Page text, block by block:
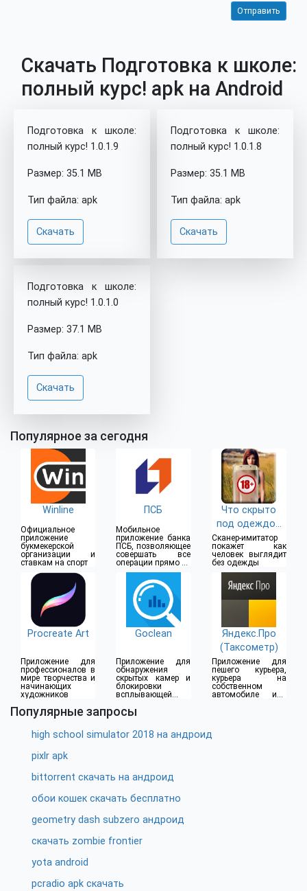
Скачать Подготовка к школе:
полный курс! apk на Android
Подготовка к школе:
полный курс! 1.0.1.9
Размер: 35.1 MB
Тип файла: apk
Скачать
Подготовка к школе:
полный курс! 1.0.1.8
Размер: 35.1 MB
Тип файла: apk
Скачать
Подготовка к школе:
полный курс! 1.0.1.0
Размер: 37.1 MB
Тип файла: apk
Скачать
Популярное за сегодня
Winline
Официальное
приложение
букмекерской
организации и
ставкам на спорт
ПСБ
Мобильное
приложение банка
ПСБ, позволяющее
совершать все
операции прямо из
дома
Что скрыто
под одеждой
(18+)
Сканер-имитатор
покажет как
человек выглядит
без одежды
Procreate Art
Приложение для
профессионалов в
мире творчества и
начинающих
художников
Goclean
Приложение для
обнаружения
скрытых камер и
блокировки
всплывающей
Яндекс.Про
(Таксометр)
Приложение для
пешего курьера,
курьера на
собственном
автомобиле или
Популярные запросы
high school simulator 2018 на андроид
pixlr apk
bittorrent скачать на андроид
обои кошек скачать бесплатно
geometry dash subzero андроид
скачать zombie frontier
yota android
pcradio apk скачать